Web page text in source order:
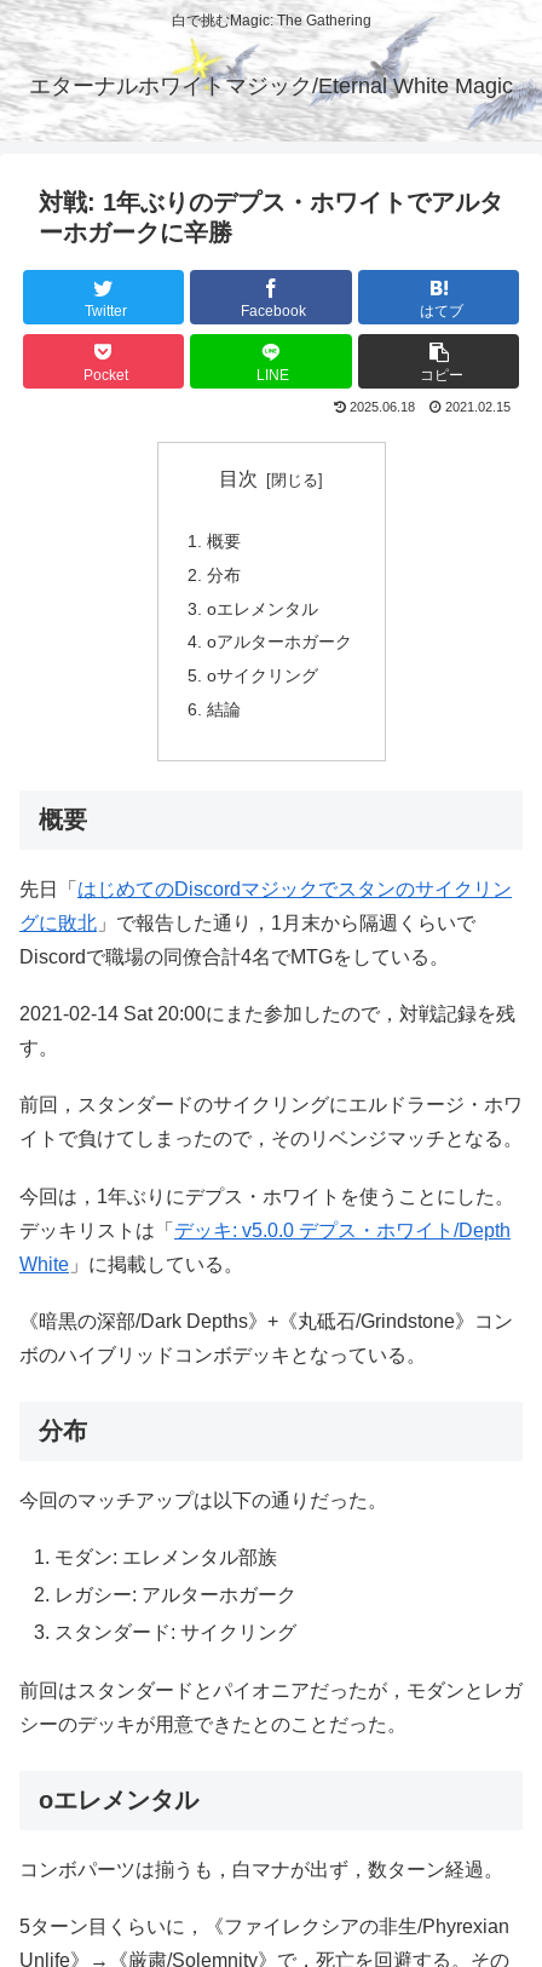
白で挑むMagic: The Gathering
エターナルホワイトマジック/Eternal White Magic
対戦: 1年ぶりのデプス・ホワイトでアルタ
ーホガークに辛勝
Twitter Facebook はてブ
Pocket LINE コピー
2025.06.18 2021.02.15
目次
概要
分布
oエレメンタル
oアルターホガーク
oサイクリング
結論
概要
先日「 はじめてのDiscordマジックでスタンのサイクリン
グに敗北 」で報告した通り，1月末から隔週くらいで
Discordで職場の同僚合計4名でMTGをしている。
2021-02-14 Sat 20:00にまた参加したので，対戦記録を残
す。
前回，スタンダードのサイクリングにエルドラージ・ホワ
イトで負けてしまったので，そのリベンジマッチとなる。
今回は，1年ぶりにデプス・ホワイトを使うことにした。
デッキリストは「 デッキ: v5.0.0 デプス・ホワイト/Depth
White 」に掲載している。
《暗黒の深部/Dark Depths》+《丸砥石/Grindstone》コン
ボのハイブリッドコンボデッキとなっている。
分布
今回のマッチアップは以下の通りだった。
モダン: エレメンタル部族
レガシー: アルターホガーク
スタンダード: サイクリング
前回はスタンダードとパイオニアだったが，モダンとレガ
シーのデッキが用意できたとのことだった。
oエレメンタル
コンボパーツは揃うも，白マナが出ず，数ターン経過。
5ターン目くらいに，《ファイレクシアの非生/Phyrexian
Unlife》→《厳粛/Solemnity》で，死亡を回避する。その